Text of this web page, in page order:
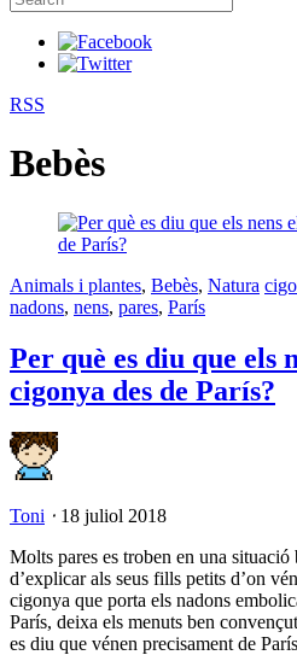
RSS
Bebès
Animals i plantes, Bebès, Natura
nadons, nens, pares, París
Per què es diu que els
cigonya des de París?
Toni ⋅ 18 juliol 2018
Molts pares es troben en una situació
d’explicar als seus fills petits d’on
cigonya que porta els nadons
París, deixa els menuts ben
es diu que vénen precisament de